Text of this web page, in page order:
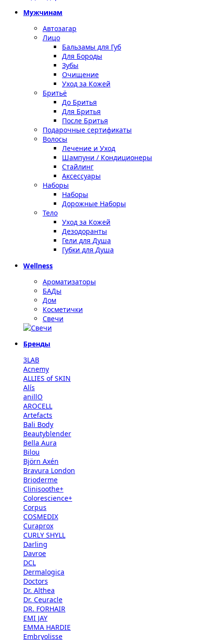
Мужчинам
Автозагар
Лицо
Бальзамы для Губ
Для Бороды
Зубы
Очищение
Уход за Кожей
Бритьё
До Бритья
Для Бритья
После Бритья
Подарочные сертификаты
Волосы
Лечение и Уход
Шампуни / Кондиционеры
Стайлинг
Аксессуары
Наборы
Наборы
Дорожные Наборы
Тело
Уход за Кожей
Дезодоранты
Гели для Душа
Губки для Душа
Wellness
Ароматизаторы
БАДы
Дом
Косметички
Свечи
Бренды
3LAB
Acnemy
ALLIES of SKIN
Alís
anillO
AROCELL
Artefacts
Bali Body
Beautyblender
Bella Aura
Bilou
Björn Axén
Bravura London
Brioderme
Clinisoothe+
Colorescience+
Corpus
COSMEDIX
Curaprox
CURLY SHYLL
Darling
Davroe
DCL
Dermalogica
Doctors
Dr. Althea
Dr. Ceuracle
DR. FORHAIR
EMI JAY
EMMA HARDIE
Embryolisse